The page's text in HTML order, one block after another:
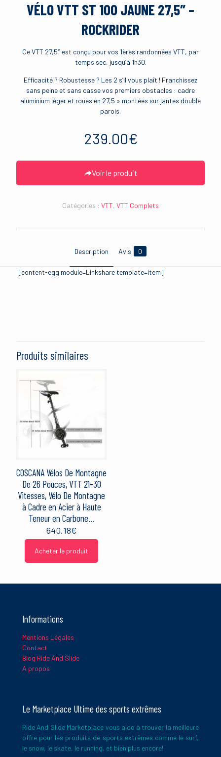
VÉLO VTT ST 100 JAUNE 27,5″ –
ROCKRIDER
Ce VTT 27,5″ est conçu pour vos 1ères randonnées VTT, par
temps sec, jusqu’à 1h30.
Efficacité ? Robustesse ? Les 2 s’il vous plaît ! Franchissez
sans peine et sans casse vos premiers obstacles : cadre
aluminium léger et roues en 27,5 » montées sur jantes double
parois.
239.00€
Voir le produit
Catégories : VTT, VTT Complets
Description Avis 0
[content-egg module=Linkshare template=item]
“VÉLO VTT ST 100 JAUNE 27,5″ –
ROCKRIDER”
Votre adresse e-mail ne sera pas publiée.
obligatoires sont indiqués avec
Votre note*
2 étoiles sur 5 3 étoiles sur 5
mail*
Ce site utilise Akismet pour réduire les indésirables.
Produits similaires
COSCANA Vélos De Montagne
De 26 Pouces, VTT 21-30
Vitesses, Vélo De Montagne
à Cadre en Acier à Haute
Teneur en Carbone…
640.18€
Acheter le produit
Informations
Mentions Légales
Contact
Blog Ride And Slide
A propos
Le Marketplace Ultime des sports extrêmes
Ride And Slide Marketplace vous aide à trouver la meilleure
offre pour les produits de sports extrêmes comme le surf,
le snow, le skate, le running, et bien plus encore!